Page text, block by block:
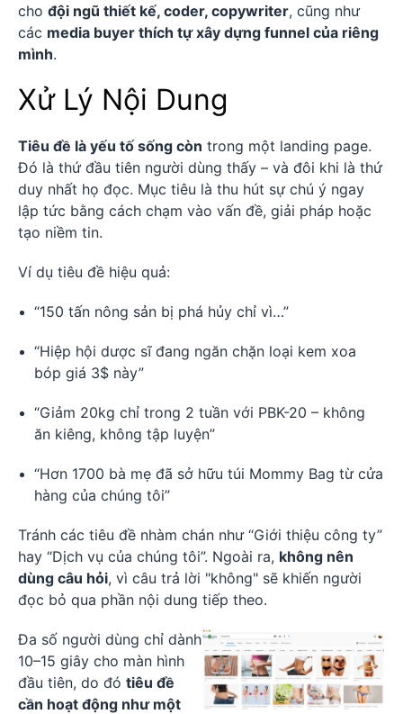
cho đội ngũ thiết kế, coder, copywriter, cũng như
các media buyer thích tự xây dựng funnel của riêng
mình.
Xử Lý Nội Dung
Tiêu đề là yếu tố sống còn trong một landing page.
Đó là thứ đầu tiên người dùng thấy – và đôi khi là thứ
duy nhất họ đọc. Mục tiêu là thu hút sự chú ý ngay
lập tức bằng cách chạm vào vấn đề, giải pháp hoặc
tạo niềm tin.
Ví dụ tiêu đề hiệu quả:
“150 tấn nông sản bị phá hủy chỉ vì…”
“Hiệp hội dược sĩ đang ngăn chặn loại kem xoa
bóp giá 3$ này”
“Giảm 20kg chỉ trong 2 tuần với PBK-20 – không
ăn kiêng, không tập luyện”
“Hơn 1700 bà mẹ đã sở hữu túi Mommy Bag từ cửa
hàng của chúng tôi”
Tránh các tiêu đề nhàm chán như “Giới thiệu công ty”
hay “Dịch vụ của chúng tôi”. Ngoài ra, không nên
dùng câu hỏi, vì câu trả lời "không" sẽ khiến người
đọc bỏ qua phần nội dung tiếp theo.
Đa số người dùng chỉ dành
10–15 giây cho màn hình
đầu tiên, do đó tiêu đề
cần hoạt động như một